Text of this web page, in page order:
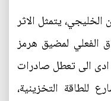
يتمثل الاثر
الفعلي لمضيق هرمز
ادى الى تعطل صادرات
للطاقة التخزينية،